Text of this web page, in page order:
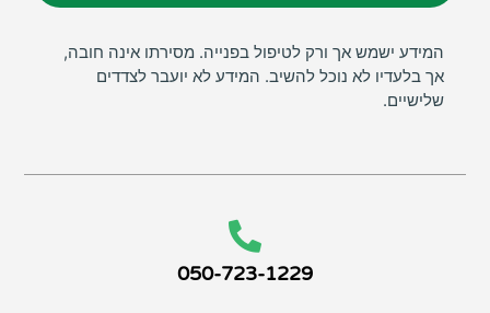
המידע ישמש אך ורק לטיפול בפנייה. מסירתו אינה חובה,
אך בלעדיו לא נוכל להשיב. המידע לא יועבר לצדדים
שלישיים.
050-723-1229